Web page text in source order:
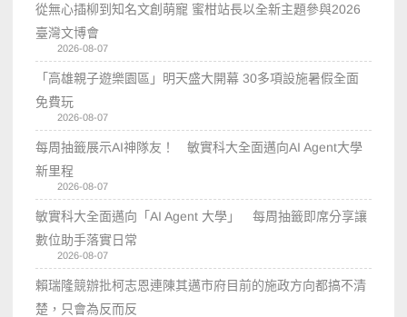
從無心插柳到知名文創萌寵 蜜柑站長以全新主題參與2026
臺灣文博會
2026-08-07
「高雄親子遊樂園區」明天盛大開幕 30多項設施暑假全面
免費玩
2026-08-07
每周抽籤展示AI神隊友！ 敏實科大全面邁向AI Agent大學
新里程
2026-08-07
敏實科大全面邁向「AI Agent 大學」 每周抽籤即席分享讓
數位助手落實日常
2026-08-07
賴瑞隆競辦批柯志恩連陳其邁市府目前的施政方向都搞不清
楚，只會為反而反